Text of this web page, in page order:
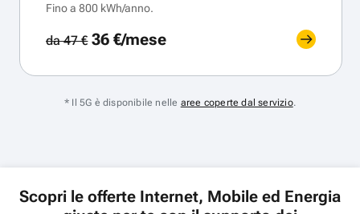
Fino a 800 kWh/anno.
da 47 €36 €/mese
* Il 5G è disponibile nelle aree coperte dal servizio.
Scopri le offerte Internet, Mobile ed Energia